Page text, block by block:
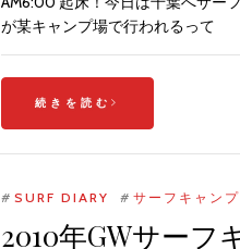
が某キャンプ場で行われるって
続きを読む
# SURF DIARY # サーフキャンプ
2010年GWサーフ